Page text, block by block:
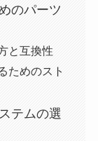
のパーツ
と互換性
ためのスト
テムの選